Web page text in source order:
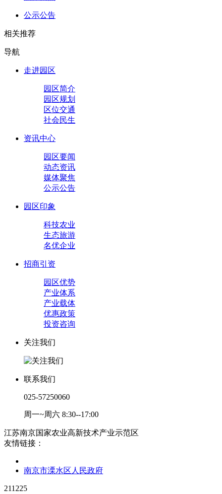
公示公告
相关推荐
导航
走进园区
园区简介
园区规划
区位交通
社会民生
资讯中心
园区要闻
动态资讯
媒体聚焦
公示公告
园区印象
科技农业
生态旅游
名优企业
招商引资
园区优势
产业体系
产业载体
优惠政策
投资咨询
关注我们
联系我们
025-57250060
周一~周六 8:30--17:00
江苏南京国家农业高新技术产业示范区
友情链接：
南京市溧水区人民政府
211225